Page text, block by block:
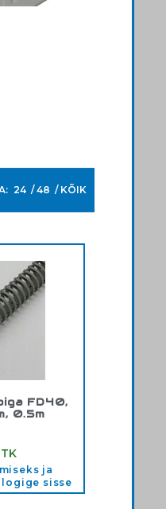
24 48 KÕIK
FD40,
0.5m
TK
ja
sisse